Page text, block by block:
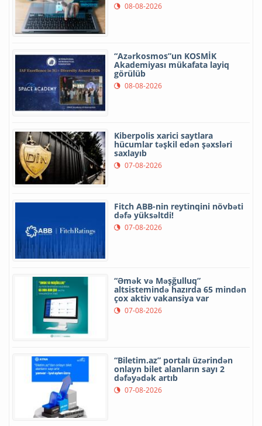
08-08-2026
“Azərkosmos”un KOSMİK
Akademiyası mükafata layiq
görülüb
08-08-2026
Kiberpolis xarici saytlara
hücumlar təşkil edən şəxsləri
saxlayıb
07-08-2026
Fitch ABB-nin reytinqini növbəti
dəfə yüksəltdi!
07-08-2026
“Əmək və Məşğulluq”
altsistemində hazırda 65 mindən
çox aktiv vakansiya var
07-08-2026
“Biletim.az” portalı üzərindən
onlayn bilet alanların sayı 2
dəfəyədək artıb
07-08-2026